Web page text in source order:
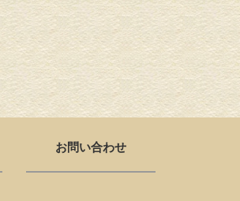
お問い合わせ